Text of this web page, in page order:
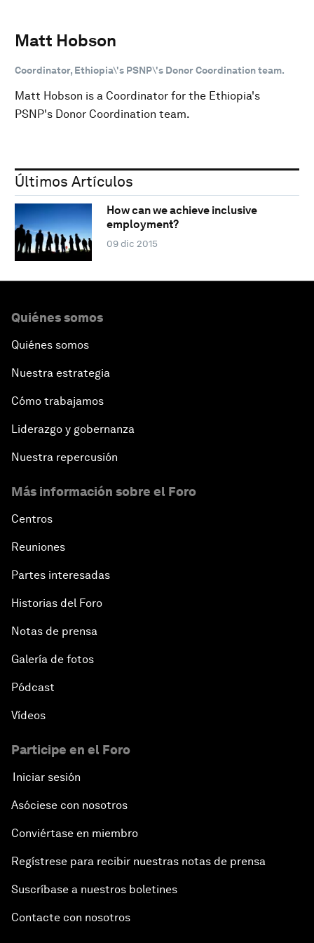
Matt Hobson
Coordinator, Ethiopia\'s PSNP\'s Donor Coordination team.
Matt Hobson is a Coordinator for the Ethiopia's
PSNP's Donor Coordination team.
Últimos Artículos
How can we achieve inclusive
employment?
09 dic 2015
Quiénes somos
Quiénes somos
Nuestra estrategia
Cómo trabajamos
Liderazgo y gobernanza
Nuestra repercusión
Más información sobre el Foro
Centros
Reuniones
Partes interesadas
Historias del Foro
Notas de prensa
Galería de fotos
Pódcast
Vídeos
Participe en el Foro
Iniciar sesión
Asóciese con nosotros
Conviértase en miembro
Regístrese para recibir nuestras notas de prensa
Suscríbase a nuestros boletines
Contacte con nosotros